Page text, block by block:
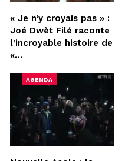
« Je n’y croyais pas » :
Joé Dwèt Filé raconte
l’incroyable histoire de
«…
AGENDA